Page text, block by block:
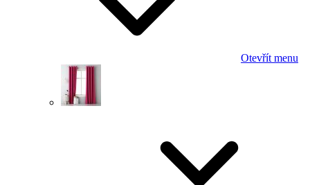
Otevřít menu